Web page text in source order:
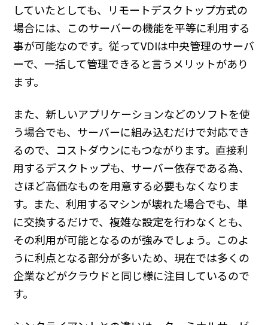
していたとしても、リモートデスクトップ方式の
場合には、このサーバーの機能を平等に利用する
事が可能なのです。従ってVDIは中央管理のサーバ
ーで、一括して管理できると言うメリットがあり
ます。
また、新しいアプリケーションなどのソフトを使
う場合でも、サーバーに組み込むだけで対応でき
るので、コストダウンにもつながります。直接利
用するデスクトップも、サーバー依存である為、
さほど高価なものを用意する必要もなくなりま
す。また、利用するマシンが壊れた場合でも、単
に交換するだけで、複雑な設定を行わなくとも、
その利用が可能となるのが強みでしょう。このよ
うに利点となる部分が多いため、現在では多くの
企業などがクラウドと同じ様に注目しているので
す。